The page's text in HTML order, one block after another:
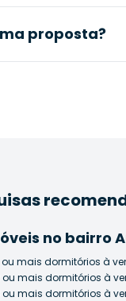
proposta?
no bairro
ou mais dormitórios à
mais dormitórios à
mais dormitórios à